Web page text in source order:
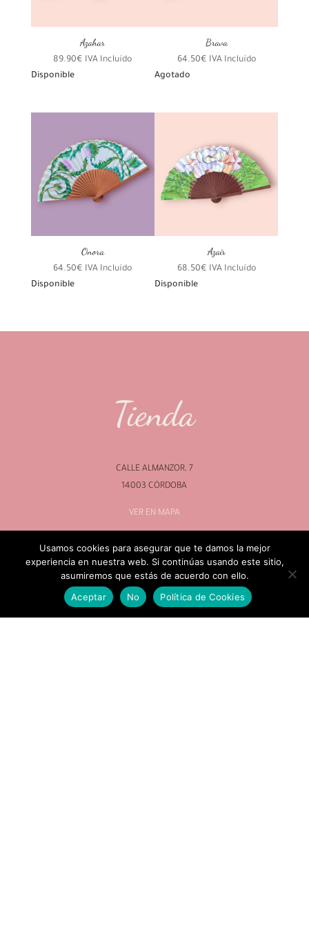
Azahar
89.90€ IVA Incluído
Disponible
Brava
64.50€ IVA Incluído
Agotado
Onora
64.50€ IVA Incluído
Disponible
Azair
68.50€ IVA Incluído
Disponible
Tienda
CALLE ALMANZOR, 7
14003 CÓRDOBA
VER EN MAPA
Contacto
Usamos cookies para asegurar que te damos la mejor
experiencia en nuestra web. Si continúas usando este sitio,
asumiremos que estás de acuerdo con ello.
Aceptar
No Política de Cookies